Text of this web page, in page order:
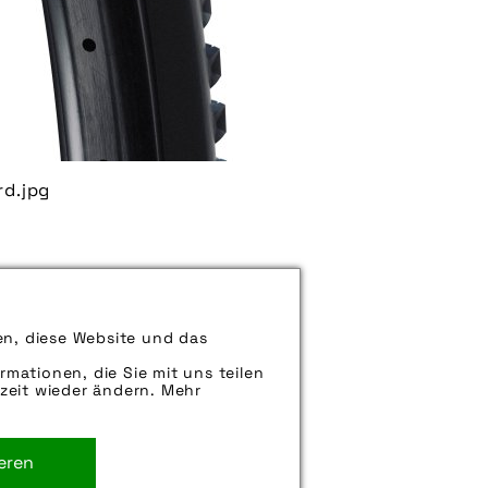
diese Website und das
die Sie mit uns teilen
wieder ändern. Mehr